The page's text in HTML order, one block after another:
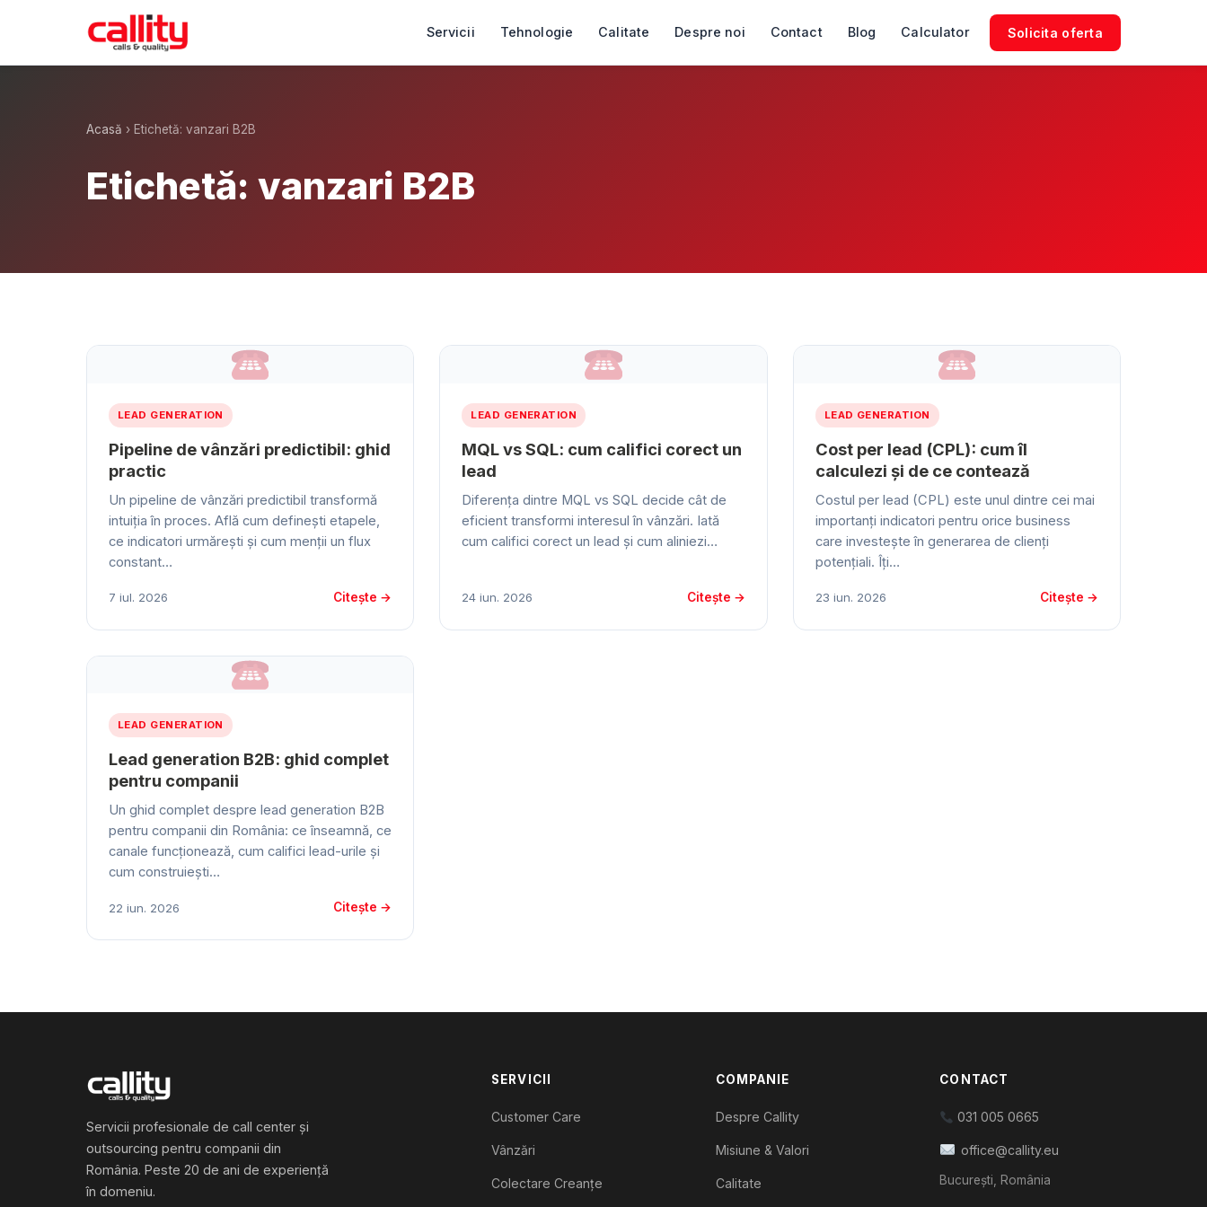
Servicii Tehnologie Calitate Despre noi Contact Blog Calculator Solicita oferta
Acasă › Etichetă: vanzari B2B
Etichetă: vanzari B2B
LEAD GENERATION
Pipeline de vânzări predictibil: ghid
practic
Un pipeline de vânzări predictibil transformă
intuiția în proces. Află cum definești etapele,
ce indicatori urmărești și cum menții un flux
constant…
7 iul. 2026 Citește →
LEAD GENERATION
MQL vs SQL: cum califici corect un
lead
Diferența dintre MQL vs SQL decide cât de
eficient transformi interesul în vânzări. Iată
cum califici corect un lead și cum aliniezi…
24 iun. 2026 Citește →
LEAD GENERATION
Cost per lead (CPL): cum îl
calculezi și de ce contează
Costul per lead (CPL) este unul dintre cei mai
importanți indicatori pentru orice business
care investește în generarea de clienți
potențiali. Îți…
23 iun. 2026 Citește →
LEAD GENERATION
Lead generation B2B: ghid complet
pentru companii
Un ghid complet despre lead generation B2B
pentru companii din România: ce înseamnă, ce
canale funcționează, cum califici lead-urile și
cum construiești…
22 iun. 2026 Citește →
Servicii profesionale de call center și
outsourcing pentru companii din
România. Peste 20 de ani de experiență
în domeniu.
SERVICII
Customer Care
Vânzări
Colectare Creanțe
COMPANIE
Despre Callity
Misiune & Valori
Calitate
CONTACT
031 005 0665
office@callity.eu
București, România